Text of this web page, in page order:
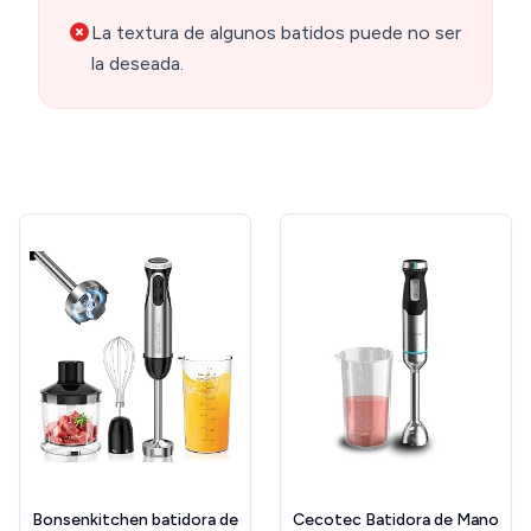
La textura de algunos batidos puede no ser
la deseada.
Bonsenkitchen batidora de
Cecotec Batidora de Mano